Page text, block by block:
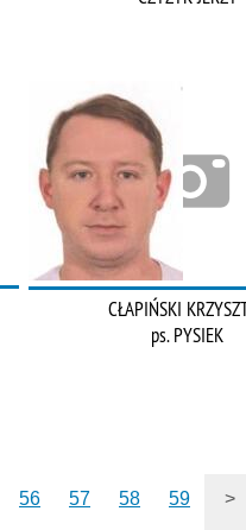
CŁAPIŃSKI
ps. PYSIEK
56 57 58 59 >